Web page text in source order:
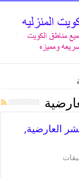
99009551 رقم بنشر العارضية,